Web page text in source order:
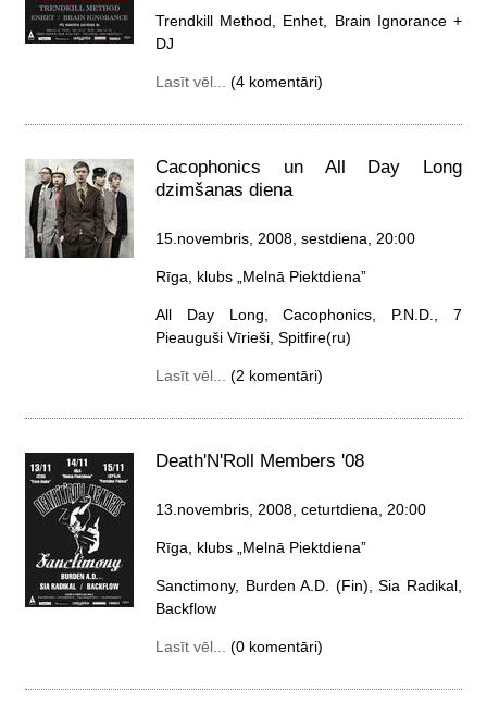
Trendkill Method, Enhet, Brain Ignorance +
DJ
Lasīt vēl... (4 komentāri)
Cacophonics un All Day Long
dzimšanas diena
15.novembris, 2008, sestdiena , 20:00
Rīga, klubs „Melnā Piektdiena”
All Day Long, Cacophonics, P.N.D., 7
Pieauguši Vīrieši, Spitfire(ru)
Lasīt vēl... (2 komentāri)
Death'N'Roll Members '08
13.novembris, 2008, ceturtdiena , 20:00
Rīga, klubs „Melnā Piektdiena”
Sanctimony, Burden A.D. (Fin), Sia Radikal,
Backflow
Lasīt vēl... (0 komentāri)